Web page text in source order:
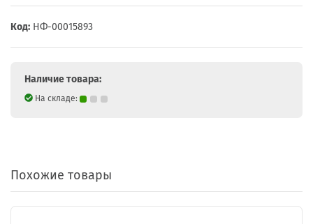
Код: НФ-00015893
Наличие товара:
На складе:
Похожие товары